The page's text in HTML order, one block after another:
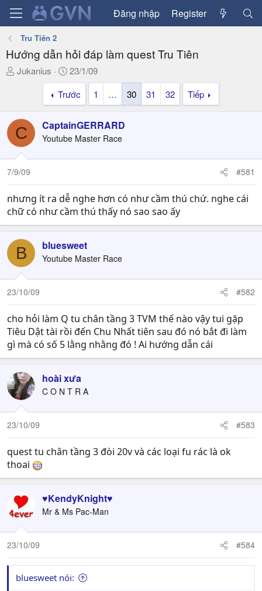
Đăng nhập Register
Tru Tiên 2
Hướng dẫn hỏi đáp làm quest Tru Tiên
T
a
d
s
t
a
e
r
Jukanius
N
g
à
y
g
ử
i
23/1/09
Trước
1 … 30 31 32 Tiếp
C CaptainGERRARD
Youtube Master Race
7/9/09 #581
nhưng ít ra dễ nghe hơn có như cầm thú chứ. nghe cái
chữ có như cầm thú thấy nó sao sao ấy
B bluesweet
Youtube Master Race
23/10/09 #582
cho hỏi làm Q tu chân tầng 3 TVM thế nào vậy tui gặp
Tiêu Dật tài rồi đến Chu Nhất tiên sau đó nó bắt đi làm
gì mà có số 5 lằng nhằng đó ! Ai hướng dẫn cái
hoài xưa
C O N T R A
23/10/09 #583
quest tu chân tầng 3 đòi 20v và các loại fu rác là ok
thoai
♥KendyKnight♥
Mr & Ms Pac-Man
23/10/09 #584
bluesweet nói: